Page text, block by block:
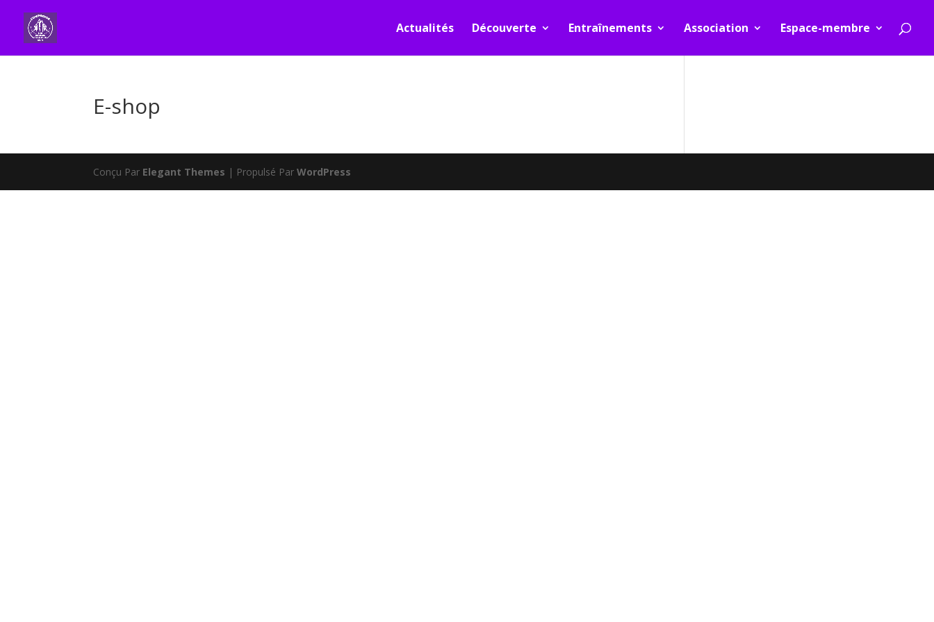
Actualités Découverte Entraînements Association Espace-membre
E-shop
Conçu Par Elegant Themes | Propulsé ParWordPress